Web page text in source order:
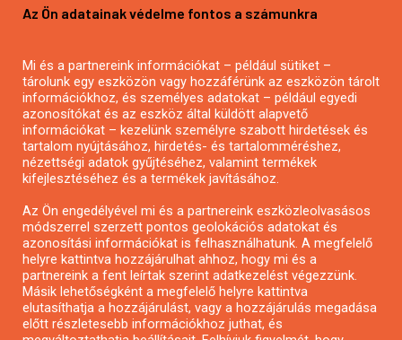
Mezőgazdasági pályázatírás
Pályázatírás civil szervezeteknek
Pályázatírás önkormányzatoknak
Pályázatfigyelés
Specifikus pályázatfigyelés vagy hírlevél
Pályázatok magánszemélyeknek
Pályázatok civil szervezeteknek
Pályázatok vállalkozásoknak
Önkormányzati pályázatok
Az Ön adatainak védelme fontos a számunkra
Mi és a partnereink információkat – például sütiket –
tárolunk egy eszközön vagy hozzáférünk az eszközön tárolt
információkhoz, és személyes adatokat – például egyedi
azonosítókat és az eszköz által küldött alapvető
információkat – kezelünk személyre szabott hirdetések és
tartalom nyújtásához, hirdetés- és tartalomméréshez,
nézettségi adatok gyűjtéséhez, valamint termékek
kifejlesztéséhez és a termékek javításához.
Az Ön engedélyével mi és a partnereink eszközleolvasásos
módszerrel szerzett pontos geolokációs adatokat és
azonosítási információkat is felhasználhatunk. A megfelelő
helyre kattintva hozzájárulhat ahhoz, hogy mi és a
partnereink a fent leírtak szerint adatkezelést végezzünk.
Másik lehetőségként a megfelelő helyre kattintva
elutasíthatja a hozzájárulást, vagy a hozzájárulás megadása
előtt részletesebb információkhoz juthat, és